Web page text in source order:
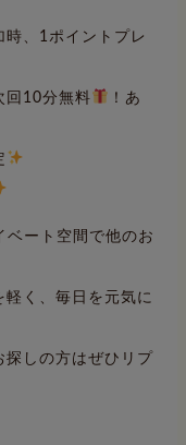
時、1ポイントプレ
10分無料
！あ
ベート空間で他のお
く、毎日を元気に
しの方はぜひリプ